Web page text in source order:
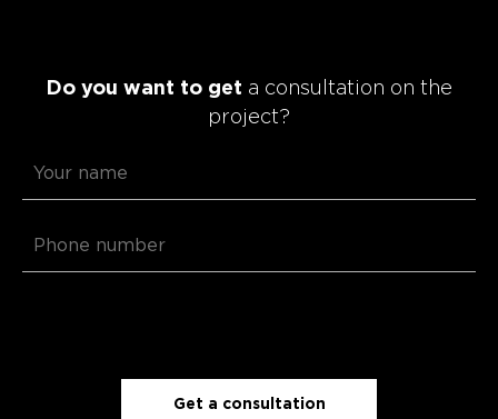
Do you want to get a consultation on the
project?
Get a consultation